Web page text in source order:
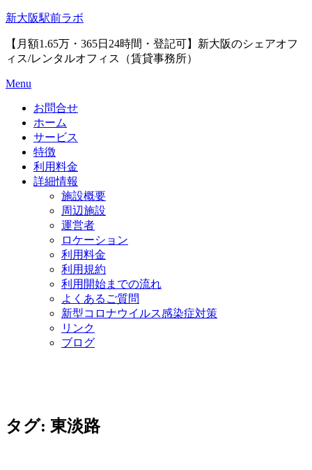
Skip
content
新大阪駅前ラボ
【月額1.65万・365日24時間・登記可】新大阪のシェアオフ
ィス/レンタルオフィス（賃貸事務所）
Menu
お問合せ
ホーム
サービス
特徴
利用料金
詳細情報
施設概要
周辺施設
運営者
ロケーション
利用料金
利用規約
利用開始までの流れ
よくあるご質問
新型コロナウイルス感染症対策
リンク
ブログ
タグ: 東淡路